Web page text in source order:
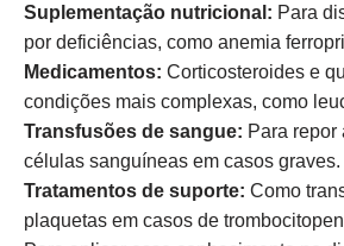
Suplementação nutricional: Para
por deficiências, como anemia
Medicamentos: Corticosteroides e
condições mais complexas, como
Transfusões de sangue: Para repor
células sanguíneas em casos graves.
Tratamentos de suporte: Como
plaquetas em casos de